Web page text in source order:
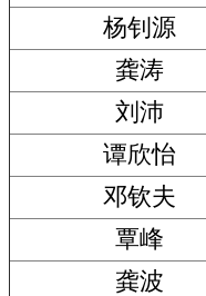
杨钊源
龚涛
刘沛
谭欣怡
邓钦夫
覃峰
龚波